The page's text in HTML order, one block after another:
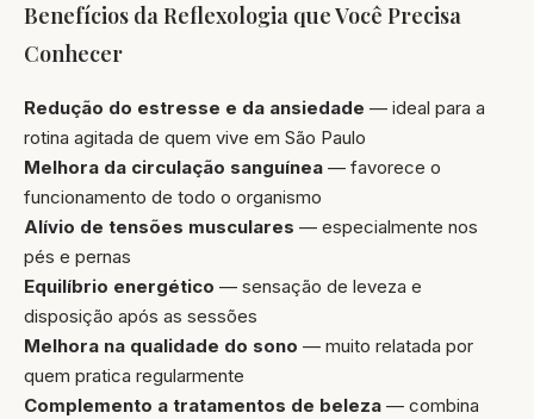
Benefícios da Reflexologia que Você Precisa
Conhecer
Redução do estresse e da ansiedade — ideal para a
rotina agitada de quem vive em São Paulo
Melhora da circulação sanguínea — favorece o
funcionamento de todo o organismo
Alívio de tensões musculares — especialmente nos
pés e pernas
Equilíbrio energético — sensação de leveza e
disposição após as sessões
Melhora na qualidade do sono — muito relatada por
quem pratica regularmente
Complemento a tratamentos de beleza — combina